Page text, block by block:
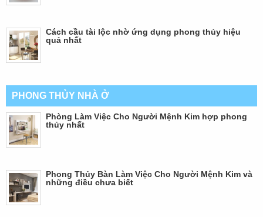
Cách cầu tài lộc nhờ ứng dụng phong thủy hiệu
quả nhất
PHONG THỦY NHÀ Ở
Phòng Làm Việc Cho Người Mệnh Kim hợp phong
thủy nhất
Phong Thủy Bàn Làm Việc Cho Người Mệnh Kim và
những điều chưa biết